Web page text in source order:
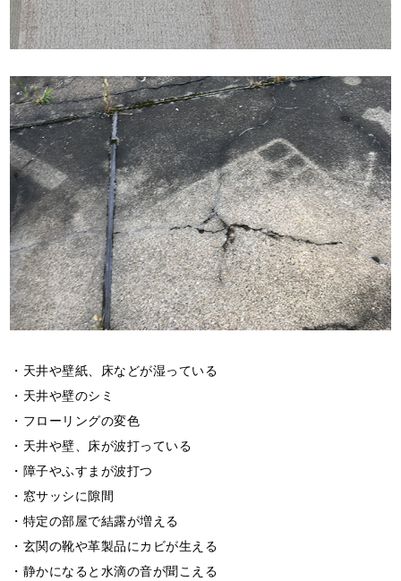
・天井や壁紙、床などが湿っている
・天井や壁のシミ
・フローリングの変色
・天井や壁、床が波打っている
・障子やふすまが波打つ
・窓サッシに隙間
・特定の部屋で結露が増える
・玄関の靴や革製品にカビが生える
・静かになると水滴の音が聞こえる